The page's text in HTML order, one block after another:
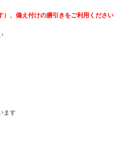
、備え付けの膳引きをご利用ください
ます